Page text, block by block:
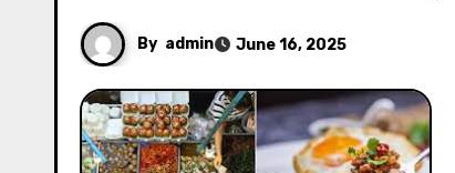
By admin June 16, 2025